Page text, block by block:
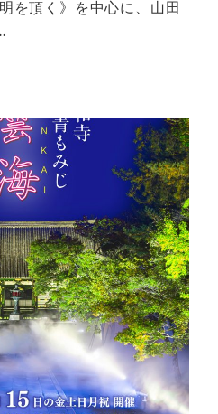
を頂く》を中心に、山田